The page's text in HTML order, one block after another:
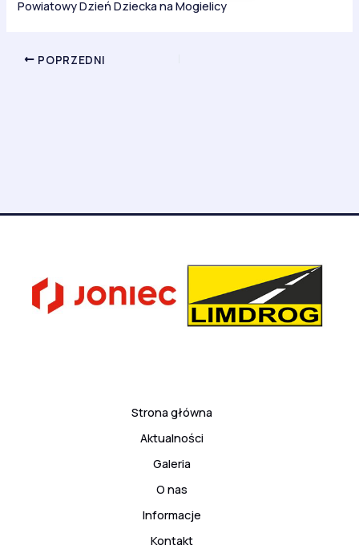
Powiatowy Dzień Dziecka na Mogielicy
POPRZEDNI
Strona główna
Aktualności
Galeria
O nas
Informacje
Kontakt